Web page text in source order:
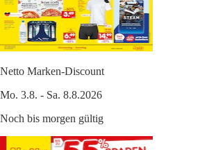
Netto Marken-Discount
Mo. 3.8. - Sa. 8.8.2026
Noch bis morgen gültig